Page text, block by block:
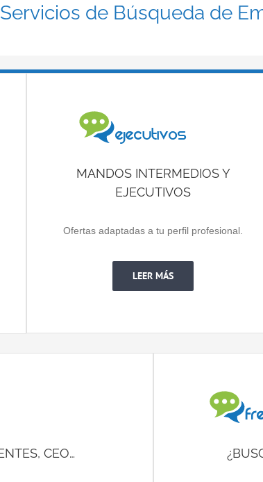
Servicios de Búsqueda de
MANDOS INTERMEDIOS Y
EJECUTIVOS
Ofertas adaptadas a tu perfil profesional.
LEER MÁS
CEO…